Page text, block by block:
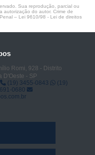
Sua reprodução, parcial ou
autorização do autor. Crime de
– Lei 9610/98 - Lei de direitos
Romi, 928 - Distrito
D'Oeste - SP
(19) 3455-0843
(19)
0680